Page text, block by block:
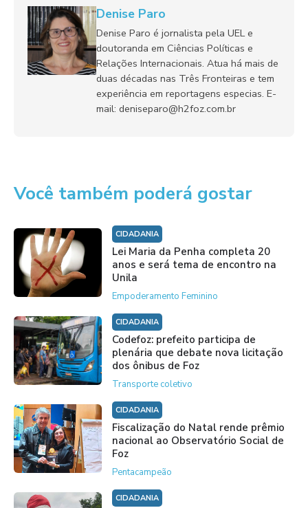
Denise Paro
Denise Paro é jornalista pela UEL e
doutoranda em Ciências Políticas e
Relações Internacionais. Atua há mais de
duas décadas nas Três Fronteiras e tem
experiência em reportagens especias. E-
mail: deniseparo@h2foz.com.br
Você também poderá gostar
CIDADANIA
Lei Maria da Penha completa 20
anos e será tema de encontro na
Unila
Empoderamento Feminino
CIDADANIA
Codefoz: prefeito participa de
plenária que debate nova licitação
dos ônibus de Foz
Transporte coletivo
CIDADANIA
Fiscalização do Natal rende prêmio
nacional ao Observatório Social de
Foz
Pentacampeão
CIDADANIA